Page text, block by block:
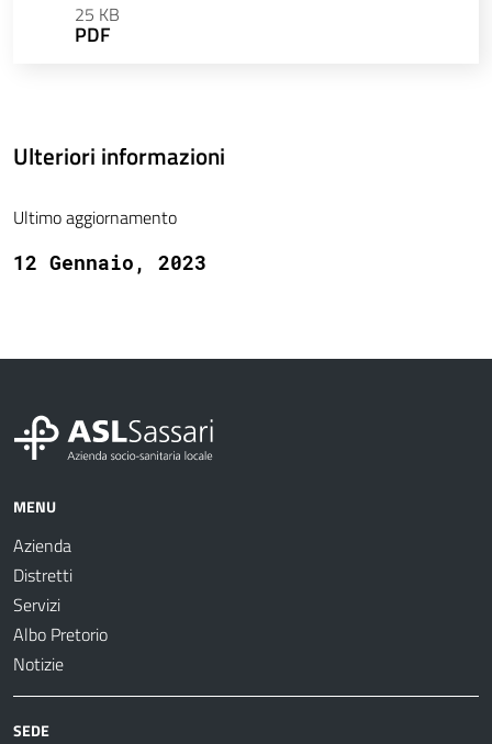
25 KB
PDF
Ulteriori informazioni
Ultimo aggiornamento
12 Gennaio, 2023
MENU
Azienda
Distretti
Servizi
Albo Pretorio
Notizie
SEDE